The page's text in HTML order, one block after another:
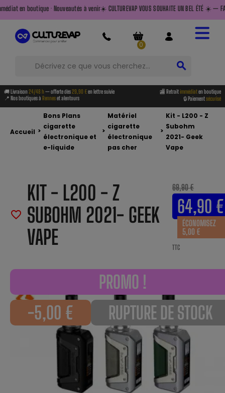
à venir☀️ CULTUREVAP VOUS SOUHAITE UN BEL ÉTÉ ☀️ — FAITES LE PLEIN
0
search
🚚 Livraison24/48 h — offerte dès29,90 €en lettre suivie 🏬 Retraitimmédiaten boutique
📍 Nos boutiques à Renneset alentours 🔒 Paiementsécurisé
Accueil >
Bons Plans
cigarette
électronique et
e-liquide
>
Matériel
cigarette
électronique
pas cher
>
Kit - L200 - Z
Subohm
2021- Geek
Vape
PROMO !
-5,00 €
RUPTURE DE STOCK
favorite_border
KIT - L200 - Z
SUBOHM 2021- GEEK
VAPE
69,90 €
64,90 €
ÉCONOMISEZ
5,00 €
TTC